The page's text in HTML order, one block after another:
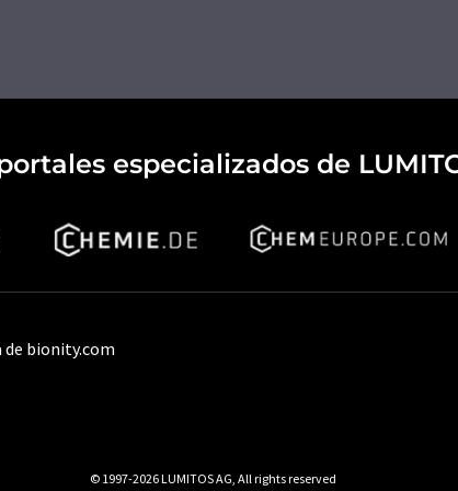
especializados de
de bionity.com
© 1997-2026 LUMITOS AG, All rights reserved